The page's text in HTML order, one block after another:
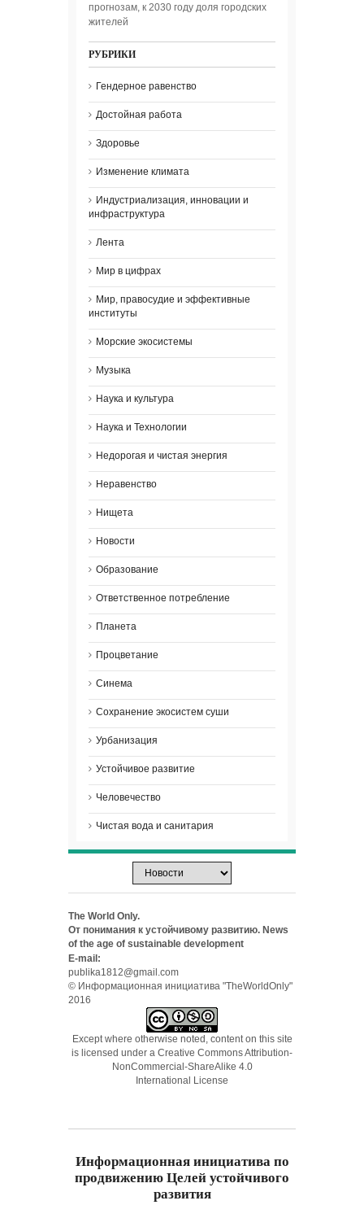
прогнозам, к 2030 году доля городских
жителей
РУБРИКИ
Гендерное равенство
Достойная работа
Здоровье
Изменение климата
Индустриализация, инновации и
инфраструктура
Лента
Мир в цифрах
Мир, правосудие и эффективные
институты
Морские экосистемы
Музыка
Наука и культура
Наука и Технологии
Недорогая и чистая энергия
Неравенство
Нищета
Новости
Образование
Ответственное потребление
Планета
Процветание
Синема
Сохранение экосистем суши
Урбанизация
Устойчивое развитие
Человечество
Чистая вода и санитария
The World Only.
От понимания к устойчивому развитию. News
of the age of sustainable development
E-mail:
publika1812@gmail.com
© Информационная инициатива "TheWorldOnly"
2016
Except where otherwise noted, content on this site
is licensed under a Creative Commons Attribution-
NonCommercial-ShareAlike 4.0
International License
Информационная инициатива по
продвижению Целей устойчивого
развития